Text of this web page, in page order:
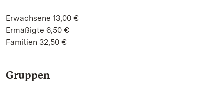
Erwachsene 13,00 €
Ermäßigte 6,50 €
Familien 32,50 €
Gruppen